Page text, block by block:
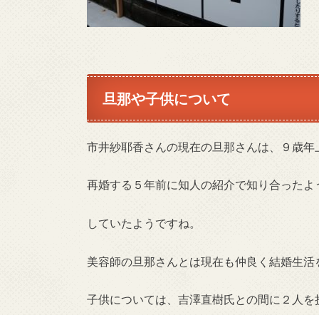
旦那や子供について
市井紗耶香さんの現在の旦那さんは、９歳年
再婚する５年前に知人の紹介で知り合った
していたようですね。
美容師の旦那さんとは現在も仲良く結婚生
子供については、吉澤直樹氏との間に２人